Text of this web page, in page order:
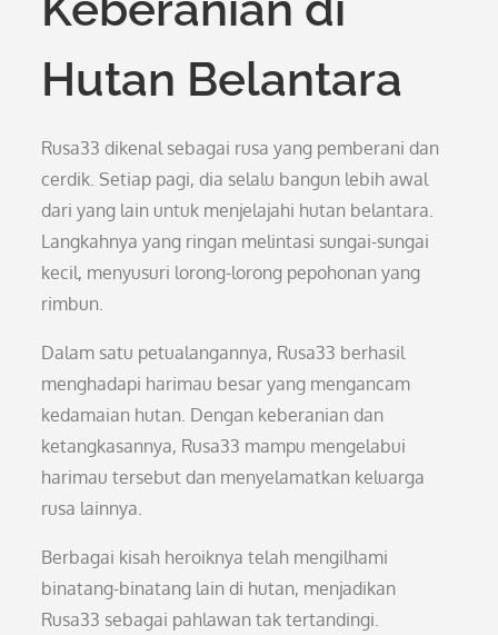
Hutan Belantara
Rusa33 dikenal sebagai rusa yang pemberani dan
cerdik. Setiap pagi, dia selalu bangun lebih awal
dari yang lain untuk menjelajahi hutan belantara.
Langkahnya yang ringan melintasi sungai-sungai
kecil, menyusuri lorong-lorong pepohonan yang
rimbun.
Dalam satu petualangannya, Rusa33 berhasil
menghadapi harimau besar yang mengancam
kedamaian hutan. Dengan keberanian dan
ketangkasannya, Rusa33 mampu mengelabui
harimau tersebut dan menyelamatkan keluarga
rusa lainnya.
Berbagai kisah heroiknya telah mengilhami
binatang-binatang lain di hutan, menjadikan
Rusa33 sebagai pahlawan tak tertandingi.